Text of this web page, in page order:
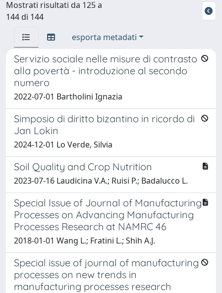
Mostrati risultati da 125 a
144 di 144
esporta metadati
Servizio sociale nelle misure di contrasto
alla povertà - introduzione al secondo
numero
2022-07-01 Bartholini Ignazia
Simposio di diritto bizantino in ricordo di
Jan Lokin
2024-12-01 Lo Verde, Silvia
Soil Quality and Crop Nutrition
2023-07-16 Laudicina V.A.; Ruisi P.; Badalucco L.
Special Issue of Journal of Manufacturing
Processes on Advancing Manufacturing
Processes Research at NAMRC 46
2018-01-01 Wang L.; Fratini L.; Shih A.J.
Special issue of journal of manufacturing
processes on new trends in
manufacturing processes research